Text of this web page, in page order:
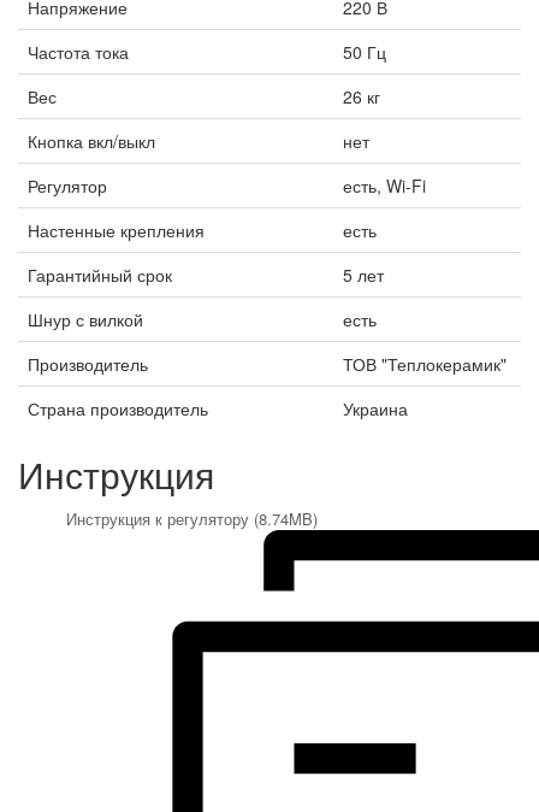
Напряжение
220 В
Частота тока
50 Гц
Вес
26 кг
Кнопка вкл/выкл
нет
Регулятор
есть, Wi-Fi
Настенные крепления
есть
Гарантийный срок
5 лет
Шнур с вилкой
есть
Производитель
ТОВ "Теплокерамик"
Страна производитель
Украина
Инструкция
Инструкция к регулятору (8.74MB)